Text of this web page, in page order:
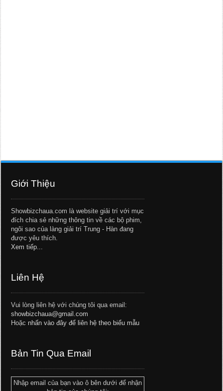
Giới Thiệu
Showbizchaua.com là website giải trí với mục
đích chia sẻ những thông tin về các bộ phim,
ngôi sao của làng giải trí Trung - Hàn đang
được yêu thích.
Xem tiếp...
Liên Hệ
Vui lòng liên hệ với chúng tôi qua email:
showbizchaua@gmail.com
Hoặc nhấn vào đây để liên hệ theo biểu mẫu
Bản Tin Qua Email
Nhập email của bạn vào ô bên dưới để nhận